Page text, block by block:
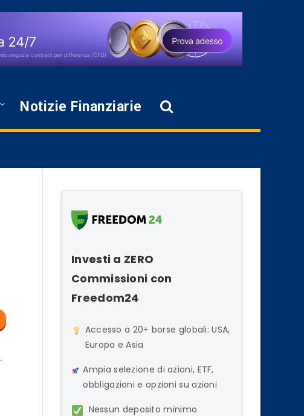
Notizie Finanziarie
.
Investi a ZERO
Commissioni con
Freedom24
Accesso a 20+ borse globali: USA,
Europa e Asia
Ampia selezione di azioni, ETF,
obbligazioni e opzioni su azioni
Nessun deposito minimo